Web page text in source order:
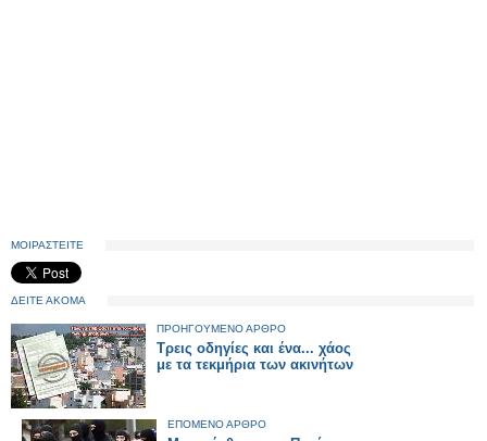
ΜΟΙΡΑΣΤΕΙΤΕ
ΔΕΙΤΕ ΑΚΟΜΑ
ΠΡΟΗΓΟΥΜΕΝΟ ΑΡΘΡΟ
Tρεις οδηγίες και ένα... χάος
με τα τεκμήρια των ακινήτων
ΕΠΟΜΕΝΟ ΑΡΘΡΟ